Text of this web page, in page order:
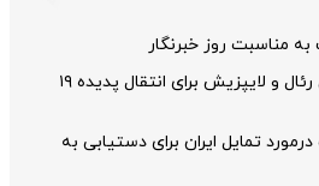
مناسبت روز خبرنگار
پایان جنجال؛ توافق رئال و لایپزیش برای انتقال پدیده ۱۹
تمایل ایران برای دستیابی به